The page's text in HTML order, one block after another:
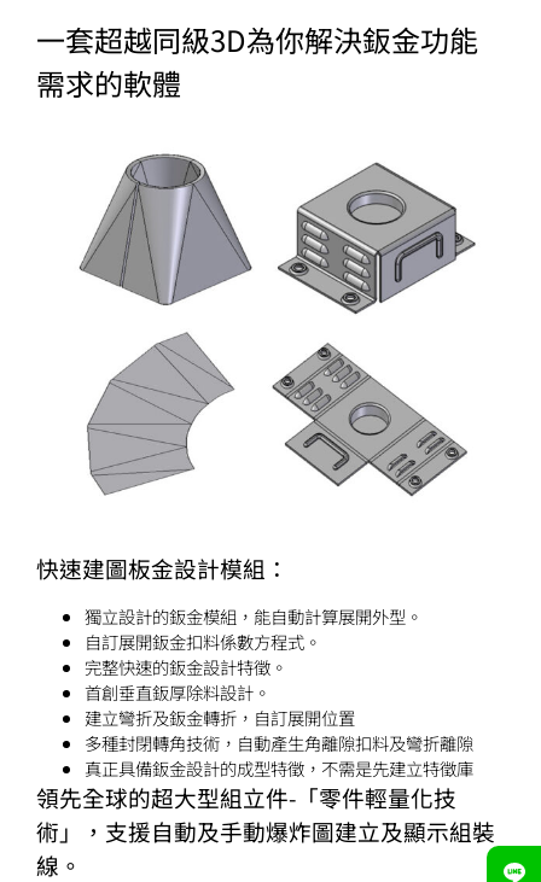
一套超越同級3D為你解決鈑金功能
需求的軟體
快速建圖板金設計模組：
獨立設計的鈑金模組，能自動計算展開外型。
自訂展開鈑金扣料係數方程式。
完整快速的鈑金設計特徵。
首創垂直鈑厚除料設計。
建立彎折及鈑金轉折，自訂展開位置
多種封閉轉角技術，自動產生角離隙扣料及彎折離隙
真正具備鈑金設計的成型特徵，不需是先建立特徵庫
領先全球的超大型組立件-「零件輕量化技
術」，支援自動及手動爆炸圖建立及顯示組裝
線。